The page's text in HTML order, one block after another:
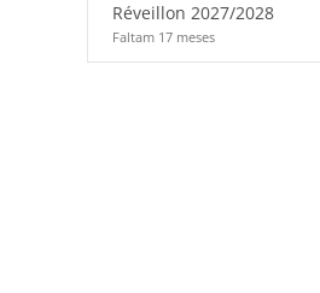
Réveillon 2027/2028
Faltam 17 meses